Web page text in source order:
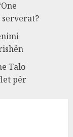
serverat?
Talo
për